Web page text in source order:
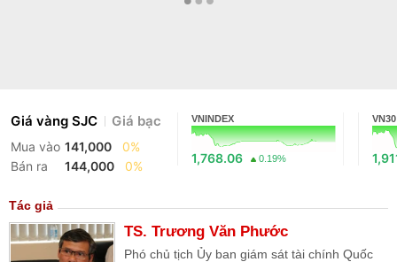
Giá vàng SJC Giá bạc
Mua vào 141,000
0%
Bán ra
144,000 0%
VNINDEX
1,768.06 0.19%
VN30
Tác giả
TS. Trương Văn Phước
Phó chủ tịch Ủy ban giám sát tài chính Quốc